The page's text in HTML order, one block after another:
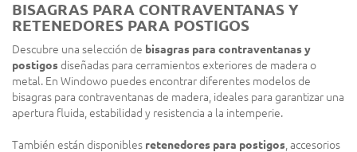
BISAGRAS PARA CONTRAVENTANAS Y
RETENEDORES PARA POSTIGOS
Descubre una selección de bisagras para contraventanas y
postigosdiseñadas para cerramientos exteriores de madera o
metal. En Windowo puedes encontrar diferentes modelos de
bisagras para contraventanas de madera, ideales para garantizar una
apertura fluida, estabilidad y resistencia a la intemperie.
También están disponibles retenedores para postigos , accesorios